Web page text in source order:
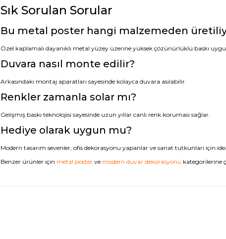
Sık Sorulan Sorular
Bu metal poster hangi malzemeden
Özel kaplamalı dayanıklı metal yüzey üzerine yüksek çözünürlüklü baskı
Duvara nasıl monte edilir?
Arkasındaki montaj aparatları sayesinde kolayca duvara asılabilir.
Renkler zamanla solar mı?
Gelişmiş baskı teknolojisi sayesinde uzun yıllar canlı renk koruması sağlar.
Hediye olarak uygun mu?
Modern tasarım sevenler, ofis dekorasyonu yapanlar ve sanat tutkunları için
Benzer ürünler için metal posterve modern duvar dekorasyonu kategorilerine